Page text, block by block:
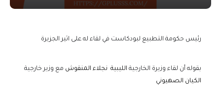
رئيس حكومة التطبيع لبودكاست في لقاء له على اثير الجزيرة
بقوله أن لقاء وزيرة الخارجية الليبية نجلاء المنقوش مع وزير خارجية
الكيان الصهيوني